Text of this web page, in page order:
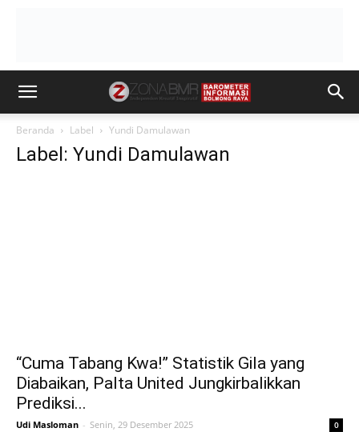
Beranda Label Yundi Damulawan
Label: Yundi Damulawan
“Cuma Tabang Kwa!” Statistik Gila yang
Diabaikan, Palta United Jungkirbalikkan
Prediksi...
Udi Masloman - Senin, 29 Desember 2025 0